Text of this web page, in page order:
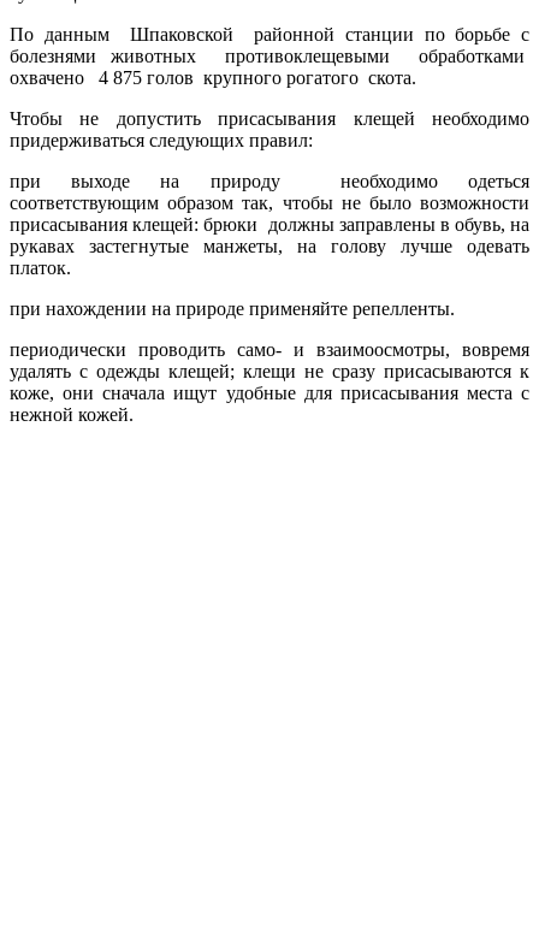
По данным Шпаковской районной станции по борьбе с
болезнями животных противоклещевыми обработками
охвачено 4 875 голов крупного рогатого скота.
Чтобы не допустить присасывания клещей необходимо
придерживаться следующих правил:
при выходе на природу необходимо одеться
соответствующим образом так, чтобы не было возможности
присасывания клещей: брюки должны заправлены в обувь, на
рукавах застегнутые манжеты, на голову лучше одевать
платок.
при нахождении на природе применяйте репелленты.
периодически проводить само- и взаимоосмотры, вовремя
удалять с одежды клещей; клещи не сразу присасываются к
коже, они сначала ищут удобные для присасывания места с
нежной кожей.